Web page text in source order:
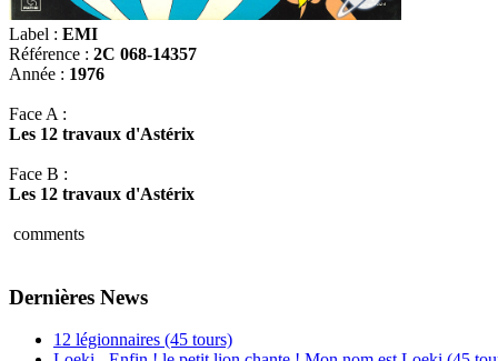
Label : EMI
Référence : 2C 068-14357
Année : 1976
Face A :
Les 12 travaux d'Astérix
Face B :
Les 12 travaux d'Astérix
comments
Dernières News
12 légionnaires (45 tours)